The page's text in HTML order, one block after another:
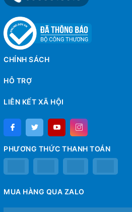
CHÍNH SÁCH
HỖ TRỢ
LIÊN KẾT XÃ HỘI
PHƯƠNG THỨC THANH TOÁN
MUA HÀNG QUA ZALO